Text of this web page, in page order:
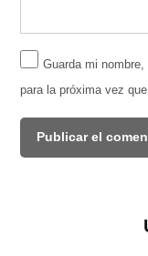
Guarda mi
para la próxima vez